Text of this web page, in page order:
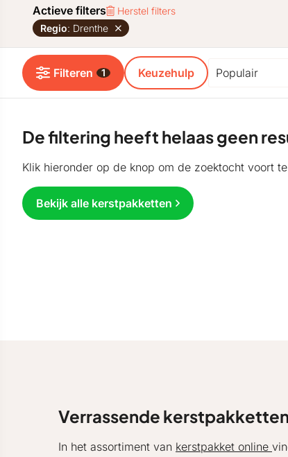
Actieve filters
Herstel filters
Regio: Drenthe
Filteren 1 Keuzehulp
De filtering heeft helaas geen
Klik hieronder op de knop om de zoektocht voort
Bekijk alle kerstpakketten
Verrassende
In het assortiment van kerstpakket online